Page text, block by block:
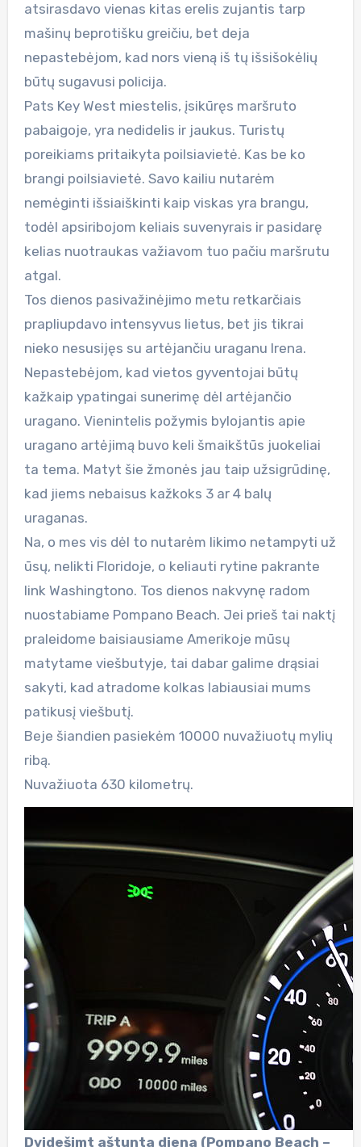
atsirasdavo vienas kitas erelis zujantis tarp
mašinų beprotišku greičiu, bet deja
nepastebėjom, kad nors vieną iš tų išsišokėlių
būtų sugavusi policija.
Pats Key West miestelis, įsikūręs maršruto
pabaigoje, yra nedidelis ir jaukus. Turistų
poreikiams pritaikyta poilsiavietė. Kas be ko
brangi poilsiavietė. Savo kailiu nutarėm
nemėginti išsiaiškinti kaip viskas yra brangu,
todėl apsiribojom keliais suvenyrais ir pasidarę
kelias nuotraukas važiavom tuo pačiu maršrutu
atgal.
Tos dienos pasivažinėjimo metu retkarčiais
prapliupdavo intensyvus lietus, bet jis tikrai
nieko nesusijęs su artėjančiu uraganu Irena.
Nepastebėjom, kad vietos gyventojai būtų
kažkaip ypatingai sunerimę dėl artėjančio
uragano. Vienintelis požymis bylojantis apie
uragano artėjimą buvo keli šmaikštūs juokeliai
ta tema. Matyt šie žmonės jau taip užsigrūdinę,
kad jiems nebaisus kažkoks 3 ar 4 balų
uraganas.
Na, o mes vis dėl to nutarėm likimo netampyti už
ūsų, nelikti Floridoje, o keliauti rytine pakrante
link Washingtono. Tos dienos nakvynę radom
nuostabiame Pompano Beach. Jei prieš tai naktį
praleidome baisiausiame Amerikoje mūsų
matytame viešbutyje, tai dabar galime drąsiai
sakyti, kad atradome kolkas labiausiai mums
patikusį viešbutį.
Beje šiandien pasiekėm 10000 nuvažiuotų mylių
ribą.
Nuvažiuota 630 kilometrų.
Dvidešimt aštunta diena (Pompano Beach –